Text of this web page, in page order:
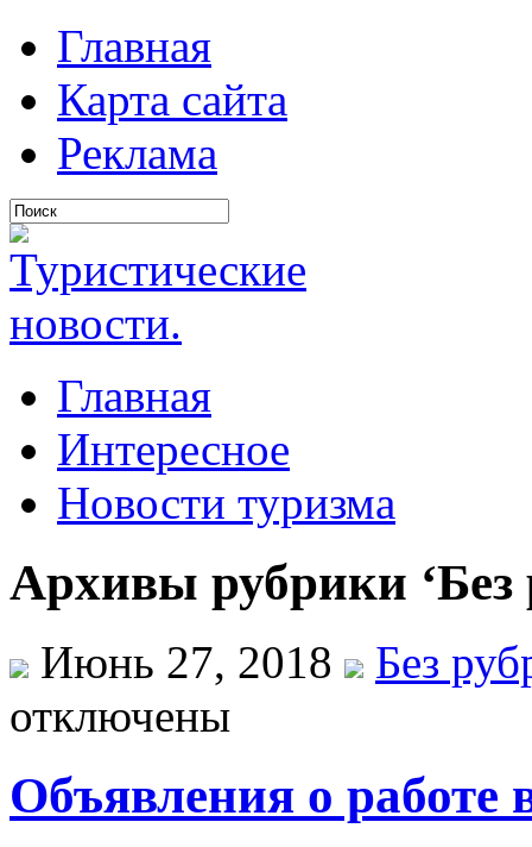
Главная
Карта сайта
Реклама
Главная
Интересное
Новости туризма
Архивы рубрики ‘Без
Июнь 27, 2018
Без
отключены
Объявления о работе